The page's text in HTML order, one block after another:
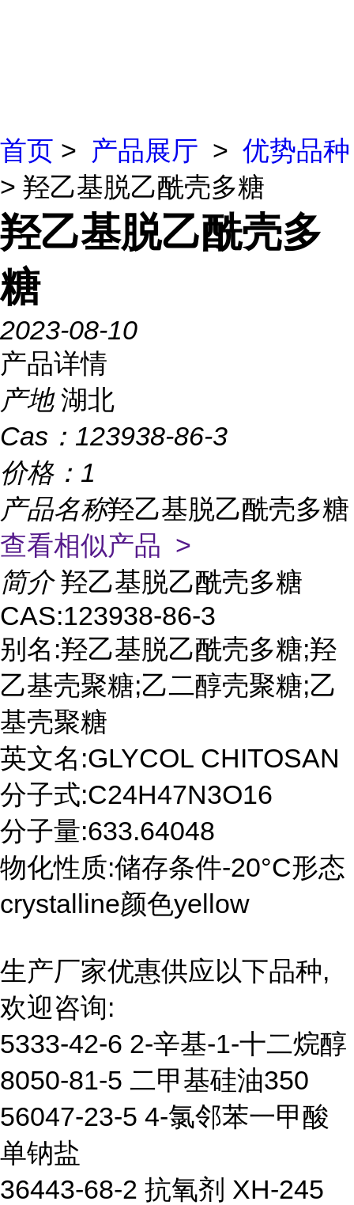
首页 > 产品展厅 > 优势品种
> 羟乙基脱乙酰壳多糖
羟乙基脱乙酰壳多
糖
2023-08-10
产品详情
产地 湖北
Cas： 123938-86-3
价格： 1
产品名称羟乙基脱乙酰壳多糖
查看相似产品 >
简介 羟乙基脱乙酰壳多糖
CAS:123938-86-3
别名:羟乙基脱乙酰壳多糖;羟
乙基壳聚糖;乙二醇壳聚糖;乙
基壳聚糖
英文名:GLYCOL CHITOSAN
分子式:C24H47N3O16
分子量:633.64048
物化性质:储存条件-20°C形态
crystalline颜色yellow
生产厂家优惠供应以下品种,
欢迎咨询:
5333-42-6 2-辛基-1-十二烷醇
8050-81-5 二甲基硅油350
56047-23-5 4-氯邻苯一甲酸
单钠盐
36443-68-2 抗氧剂 XH-245